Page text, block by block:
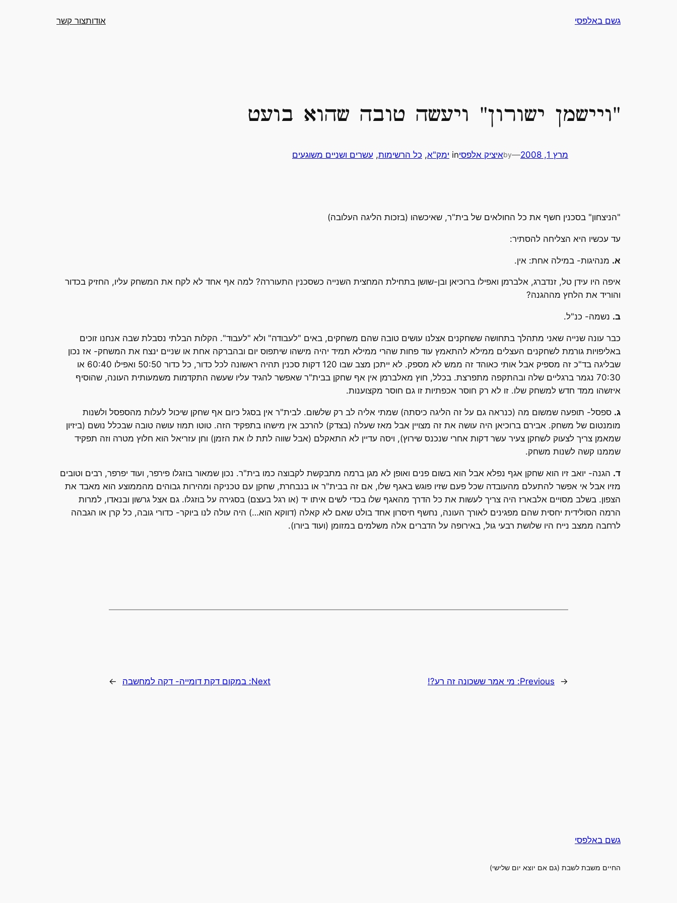
גשם באלפסי אודותצור קשר
"ויישמן ישורון" ויעשה טובה שהוא בועט
מרץ 1, 2008 —
byאיציק אלפסיin ימק"א, כל הרשימות, עשרים ושניים משוגעים
"הניצחון" בסכנין חשף את כל החולאים של בית"ר, שאיכשהו (בזכות הליגה העלובה)
עד עכשיו היא הצליחה להסתיר:
א. מנהיגות- במילה אחת: אין.
איפה היו עידן טל, זנדברג, אלברמן ואפילו ברוכיאן ובן-שושן בתחילת המחצית השנייה כשסכנין התעוררה? למה אף אחד לא לקח את המשחק עליו, החזיק בכדור
והוריד את הלחץ מההגנה?
ב. נשמה- כנ"ל.
כבר עונה שנייה שאני מתהלך בתחושה ששחקנים אצלנו עושים טובה שהם משחקים, באים "לעבודה" ולא "לעבוד". הקלות הבלתי נסבלת שבה אנחנו זוכים
באליפויות גורמת לשחקנים העצלים ממילא להתאמץ עוד פחות שהרי ממילא תמיד יהיה מישהו שיתפוס יום ובהברקה אחת או שניים ינצח את המשחק- אז נכון
שבליגה בד"כ זה מספיק אבל אותי כאוהד זה ממש לא מספק. לא ייתכן מצב שבו 120 דקות סכנין תהיה ראשונה לכל כדור, כל כדור 50:50 ואפילו 60:40 או
70:30 נגמר ברגליים שלה ובהתקפה מתפרצת. בכלל, חוץ מאלברמן אין אף שחקן בבית"ר שאפשר להגיד עליו שעשה התקדמות משמעותית העונה, שהוסיף
איזשהו ממד חדש למשחק שלו. זו לא רק חוסר אכפתיות זו גם חוסר מקצוענות.
ג. ספסל- תופעה שמשום מה (כנראה גם על זה הליגה כיסתה) שמתי אליה לב רק שלשום. לבית"ר אין בסגל כיום אף שחקן שיכול לעלות מהספסל ולשנות
מומנטום של משחק. אבירם ברוכיאן היה עושה את זה מצויין אבל מאז שעלה (בצדק) להרכב אין מישהו בתפקיד הזה. טוטו תמוז עושה טובה שבכלל נושם (ביזיון
שמאמן צריך לצעוק לשחקן צעיר עשר דקות אחרי שנכנס שירוץ), ויסה עדיין לא התאקלם (אבל שווה לתת לו את הזמן) וחן עזריאל הוא חלוץ מטרה וזה תפקיד
שממנו קשה לשנות משחק.
ד. הגנה- יואב זיו הוא שחקן אגף נפלא אבל הוא בשום פנים ואופן לא מגן ברמה מתבקשת לקבוצה כמו בית"ר. נכון שמאור בוזגלו פירפר, ועוד יפרפר, רבים וטובים
מזיו אבל אי אפשר להתעלם מהעובדה שכל פעם שזיו פוגש באגף שלו, אם זה בבית"ר או בנבחרת, שחקן עם טכניקה ומהירות גבוהים מהממוצע הוא מאבד את
הצפון. בשלב מסויים אלבארז היה צריך לעשות את כל הדרך מהאגף שלו בכדי לשים איתו יד (או רגל בעצם) בסגירה על בוזגלו. גם אצל גרשון ובנאדו, למרות
הרמה הסולידית יחסית שהם מפגינים לאורך העונה, נחשף חיסרון אחד בולט שאם לא קאלה (דווקא הוא…) היה עולה לנו ביוקר- כדורי גובה, כל קרן או הגבהה
לרחבה ממצב נייח היו שלושת רבעי גול, באירופה על הדברים אלה משלמים במזומן (ועוד ביורו).
←
Previous: מי אמר ששכונה זה רע?! Next: במקום דקת דומייה- דקה למחשבה →
גשם באלפסי
החיים משבת לשבת (גם אם יוצא יום שלישי)